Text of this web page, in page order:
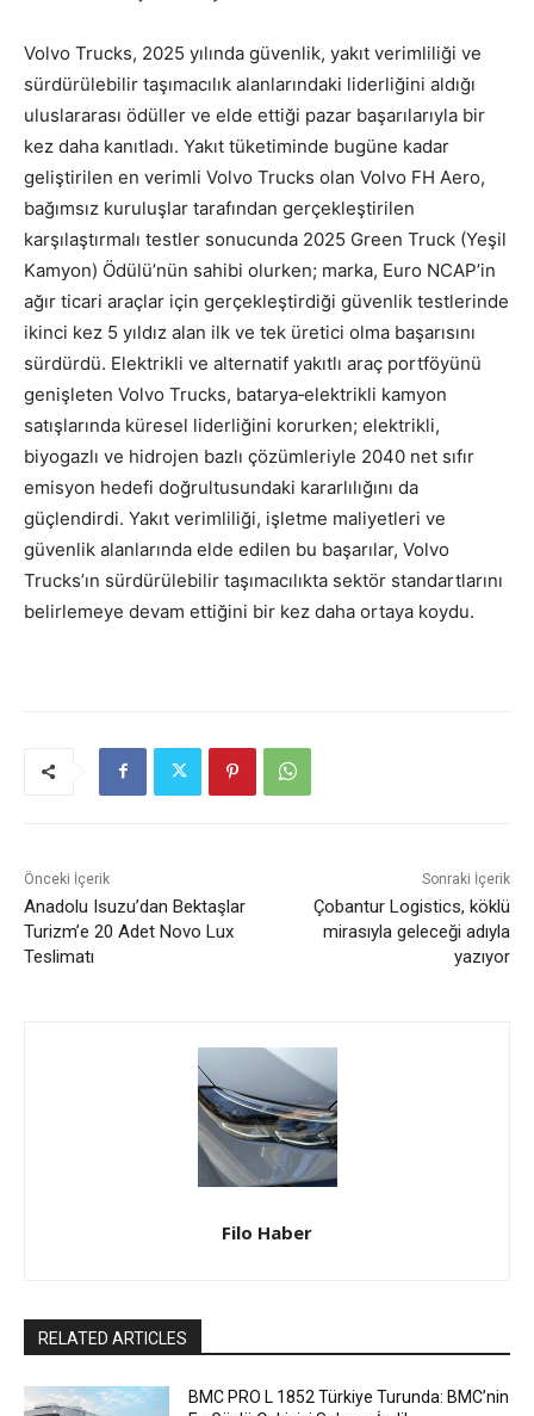
Volvo Trucks, 2025 yılında güvenlik, yakıt verimliliği ve
sürdürülebilir taşımacılık alanlarındaki liderliğini aldığı
uluslararası ödüller ve elde ettiği pazar başarılarıyla bir
kez daha kanıtladı. Yakıt tüketiminde bugüne kadar
geliştirilen en verimli Volvo Trucks olan Volvo FH Aero,
bağımsız kuruluşlar tarafından gerçekleştirilen
karşılaştırmalı testler sonucunda 2025 Green Truck (Yeşil
Kamyon) Ödülü’nün sahibi olurken; marka, Euro NCAP’in
ağır ticari araçlar için gerçekleştirdiği güvenlik testlerinde
ikinci kez 5 yıldız alan ilk ve tek üretici olma başarısını
sürdürdü. Elektrikli ve alternatif yakıtlı araç portföyünü
genişleten Volvo Trucks, batarya‑elektrikli kamyon
satışlarında küresel liderliğini korurken; elektrikli,
biyogazlı ve hidrojen bazlı çözümleriyle 2040 net sıfır
emisyon hedefi doğrultusundaki kararlılığını da
güçlendirdi. Yakıt verimliliği, işletme maliyetleri ve
güvenlik alanlarında elde edilen bu başarılar, Volvo
Trucks’ın sürdürülebilir taşımacılıkta sektör standartlarını
belirlemeye devam ettiğini bir kez daha ortaya koydu.
Önceki İçerik
Anadolu Isuzu’dan Bektaşlar
Turizm’e 20 Adet Novo Lux
Teslimatı
Sonraki İçerik
Çobantur Logistics, köklü
mirasıyla geleceği adıyla
yazıyor
Filo Haber
RELATED ARTICLES
BMC PRO L 1852 Türkiye Turunda: BMC’nin